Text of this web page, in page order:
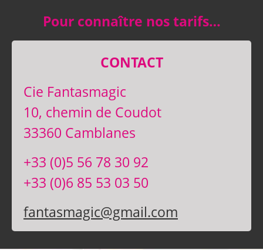
Pour connaître nos tarifs…
CONTACT
Cie Fantasmagic
10, chemin de Coudot
33360 Camblanes
+33 (0)5 56 78 30 92
+33 (0)6 85 53 03 50
fantasmagic@gmail.com